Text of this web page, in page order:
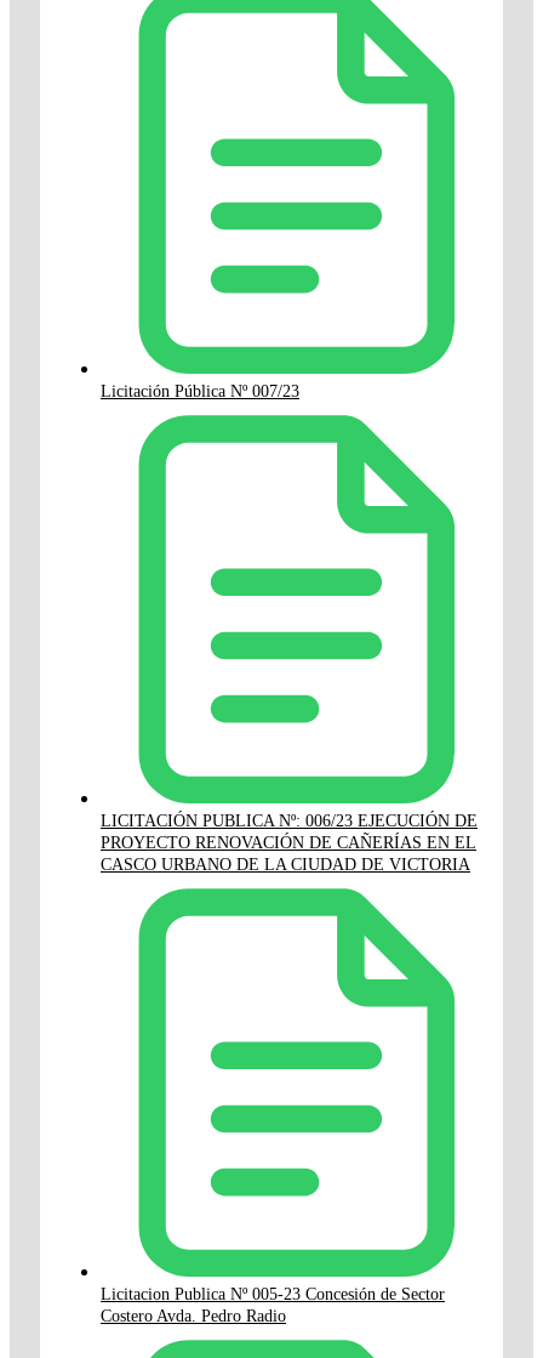
Licitación Pública Nº 007/23
LICITACIÓN PUBLICA Nº: 006/23 EJECUCIÓN DE
PROYECTO RENOVACIÓN DE CAÑERÍAS EN EL
CASCO URBANO DE LA CIUDAD DE VICTORIA
Licitacion Publica Nº 005-23 Concesión de Sector
Costero Avda. Pedro Radio